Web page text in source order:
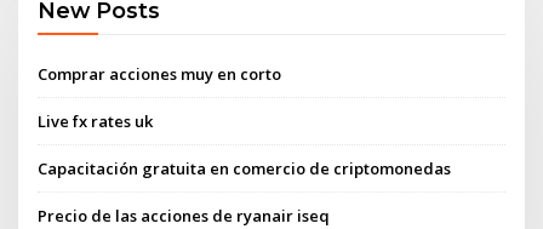
New Posts
Comprar acciones muy en corto
Live fx rates uk
Capacitación gratuita en comercio de criptomonedas
Precio de las acciones de ryanair iseq